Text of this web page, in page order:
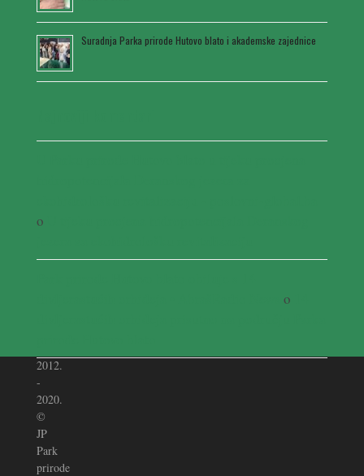
Suradnja Parka prirode Hutovo blato i akademske zajednice
o
o
2012.
-
2020.
©
JP
Park
prirode